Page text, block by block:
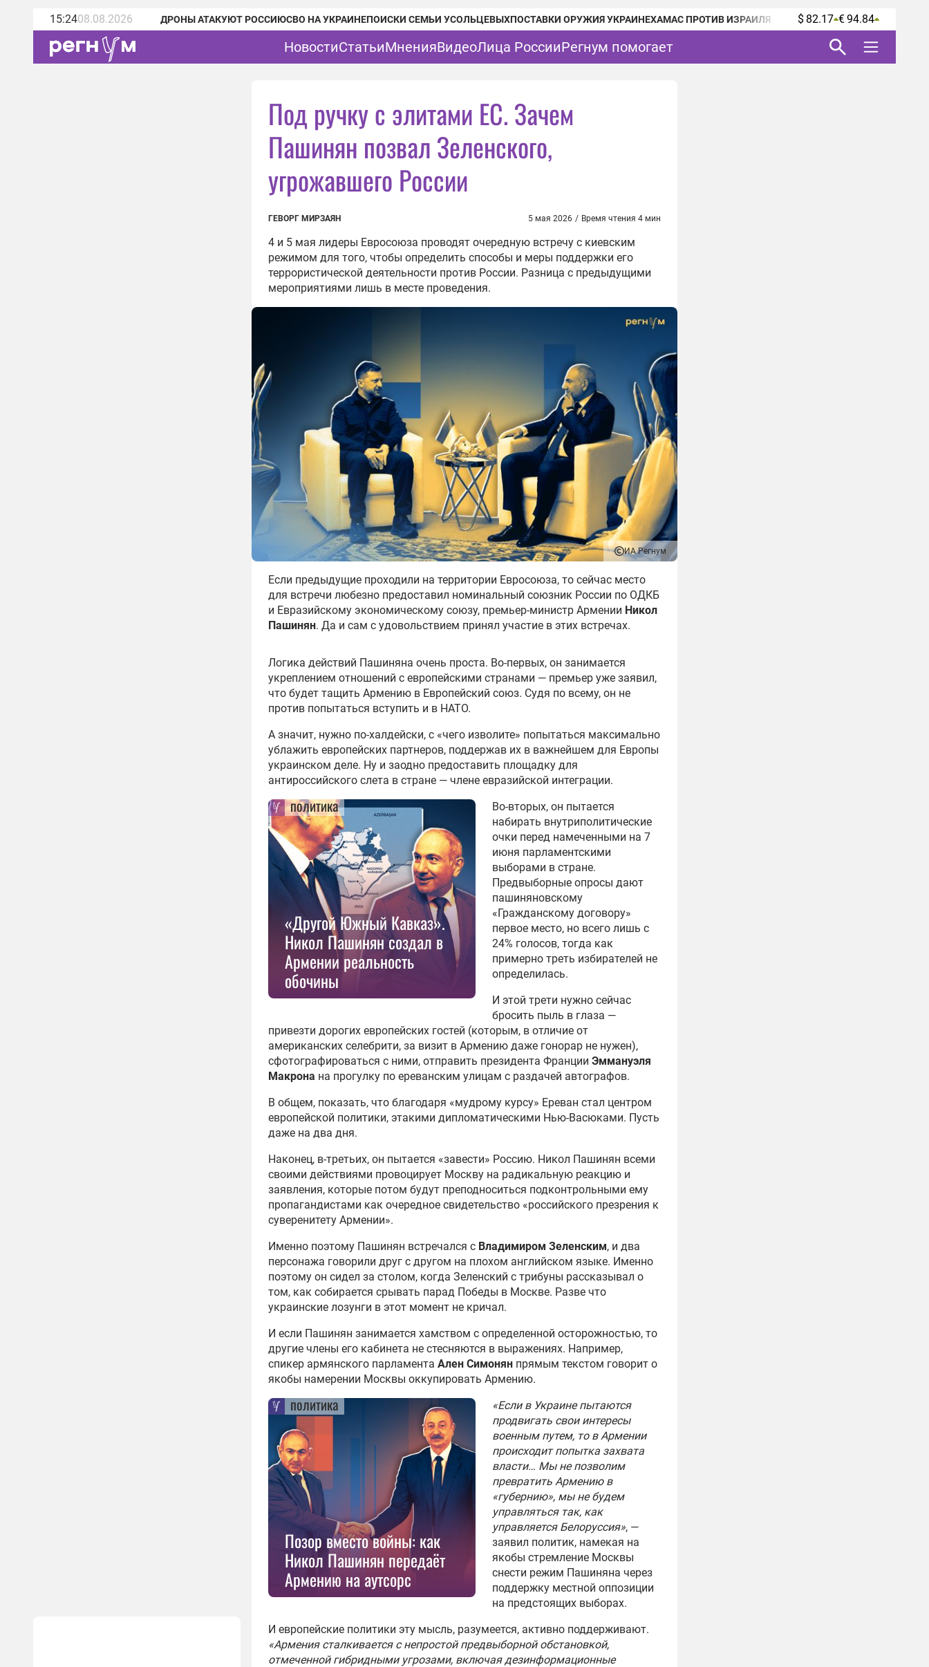
15:2408.08.2026 ДРОНЫ АТАКУЮТ РОССИЮСВО НА УКРАИНЕПОИСКИ СЕМЬИ УСОЛЬЦЕВЫХПОСТАВКИ ОРУЖИЯ УКРАИНЕХАМАС ПРОТИВ ИЗРАИЛЯ $ 82.17 € 94.84
НовостиСтатьиМненияВидеоЛица РоссииРегнум помогает
Под ручку с элитами ЕС. Зачем
Пашинян позвал Зеленского,
угрожавшего России
ГЕВОРГ МИРЗАЯН 5 мая 2026 / Время чтения 4 мин
4 и 5 мая лидеры Евросоюза проводят очередную встречу с киевским
режимом для того, чтобы определить способы и меры поддержки его
террористической деятельности против России. Разница с предыдущими
мероприятиями лишь в месте проведения.
ИА Регнум
Если предыдущие проходили на территории Евросоюза, то сейчас место
для встречи любезно предоставил номинальный союзник России по ОДКБ
и Евразийскому экономическому союзу, премьер-министр Армении Никол
Пашинян. Да и сам с удовольствием принял участие в этих встречах.
Логика действий Пашиняна очень проста. Во-первых, он занимается
укреплением отношений с европейскими странами — премьер уже заявил,
что будет тащить Армению в Европейский союз. Судя по всему, он не
против попытаться вступить и в НАТО.
А значит, нужно по-халдейски, с «чего изволите» попытаться максимально
ублажить европейских партнеров, поддержав их в важнейшем для Европы
украинском деле. Ну и заодно предоставить площадку для
антироссийского слета в стране — члене евразийской интеграции.
политика
«Другой Южный Кавказ».
Никол Пашинян создал в
Армении реальность
обочины
Во-вторых, он пытается
набирать внутриполитические
очки перед намеченными на 7
июня парламентскими
выборами в стране.
Предвыборные опросы дают
пашиняновскому
«Гражданскому договору»
первое место, но всего лишь с
24% голосов, тогда как
примерно треть избирателей не
определилась.
И этой трети нужно сейчас
бросить пыль в глаза —
привезти дорогих европейских гостей (которым, в отличие от
американских селебрити, за визит в Армению даже гонорар не нужен),
сфотографироваться с ними, отправить президента Франции Эммануэля
Макрона на прогулку по ереванским улицам с раздачей автографов.
В общем, показать, что благодаря «мудрому курсу» Ереван стал центром
европейской политики, этакими дипломатическими Нью-Васюками. Пусть
даже на два дня.
Наконец, в-третьих, он пытается «завести» Россию. Никол Пашинян всеми
своими действиями провоцирует Москву на радикальную реакцию и
заявления, которые потом будут преподноситься подконтрольными ему
пропагандистами как очередное свидетельство «российского презрения к
суверенитету Армении».
Именно поэтому Пашинян встречался с Владимиром Зеленским, и два
персонажа говорили друг с другом на плохом английском языке. Именно
поэтому он сидел за столом, когда Зеленский с трибуны рассказывал о
том, как собирается срывать парад Победы в Москве. Разве что
украинские лозунги в этот момент не кричал.
И если Пашинян занимается хамством с определенной осторожностью, то
другие члены его кабинета не стесняются в выражениях. Например,
спикер армянского парламента Ален Симонян прямым текстом говорит о
якобы намерении Москвы оккупировать Армению.
политика
Позор вместо войны: как
Никол Пашинян передаёт
Армению на аутсорс
«Если в Украине пытаются
продвигать свои интересы
военным путем, то в Армении
происходит попытка захвата
власти… Мы не позволим
превратить Армению в
«губернию», мы не будем
управляться так, как
управляется Белоруссия», —
заявил политик, намекая на
якобы стремление Москвы
снести режим Пашиняна через
поддержку местной оппозиции
на предстоящих выборах.
И европейские политики эту мысль, разумеется, активно поддерживают.
«Армения сталкивается с непростой предвыборной обстановкой,
отмеченной гибридными угрозами, включая дезинформационные